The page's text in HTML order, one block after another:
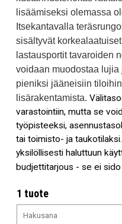
lisäämiseksi olemassa
Itsekantavalla
sisältyvät
lastausportit tavaroiden
voidaan muodostaa
pieniksi jääneisiin
lisärakentamista.
varastointiin, mutta se
työpisteeksi,
tai toimisto- ja
yksilöllisesti haluttuun
budjettitarjous - se ei sido
1 tuote